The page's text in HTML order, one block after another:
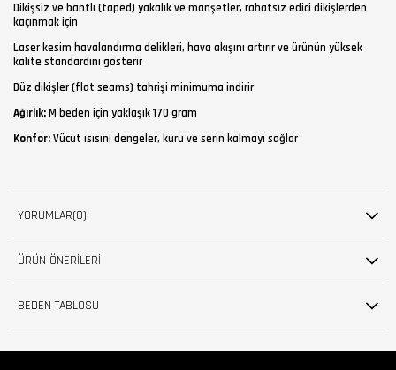
Dikişsiz ve bantlı (taped) yakalık ve manşetler, rahatsız edici dikişlerden
kaçınmak için
Laser kesim havalandırma delikleri, hava akışını artırır ve ürünün yüksek
kalite standardını gösterir
Düz dikişler (flat seams) tahrişi minimuma indirir
Ağırlık:M beden için yaklaşık 170 gram
Konfor:Vücut ısısını dengeler, kuru ve serin kalmayı sağlar
YORUMLAR(0)
ÜRÜN ÖNERILERI
BEDEN TABLOSU